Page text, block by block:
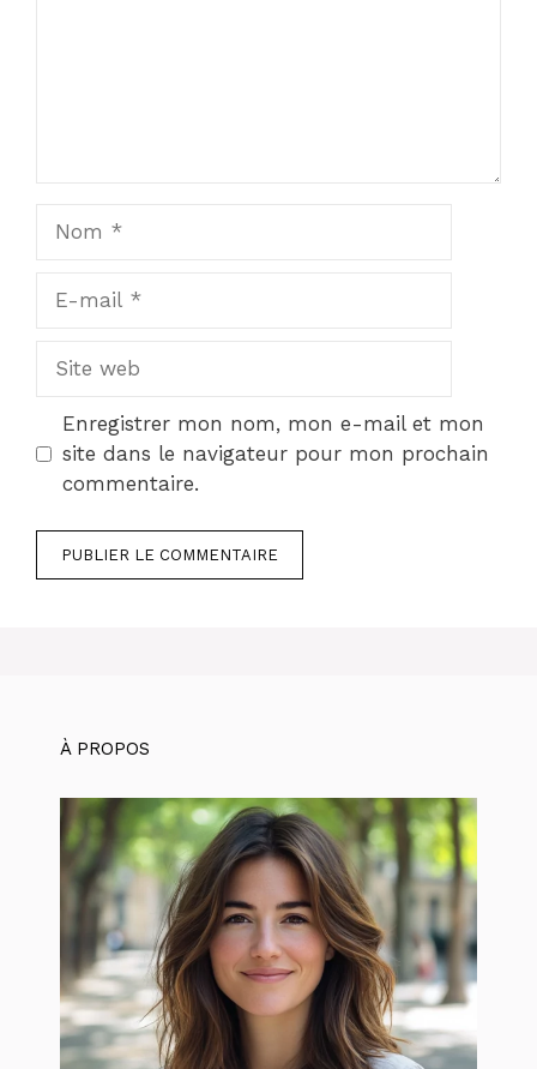
Site
Enregistrer mon nom, mon e-mail et mon
site dans le navigateur pour mon prochain
commentaire.
À PROPOS